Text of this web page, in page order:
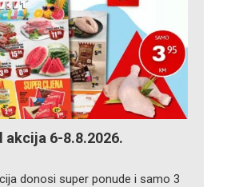
akcija 6-8.8.2026.
donosi super ponude i samo 3